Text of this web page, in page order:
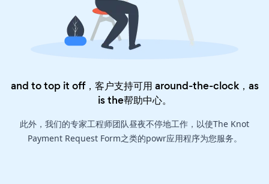
and to top it off，客户支持可用 around-the-clock，as
is the帮助中心。
此外，我们的专家工程师团队昼夜不停地工作，以使The Knot
Payment Request Form之类的powr应用程序为您服务。